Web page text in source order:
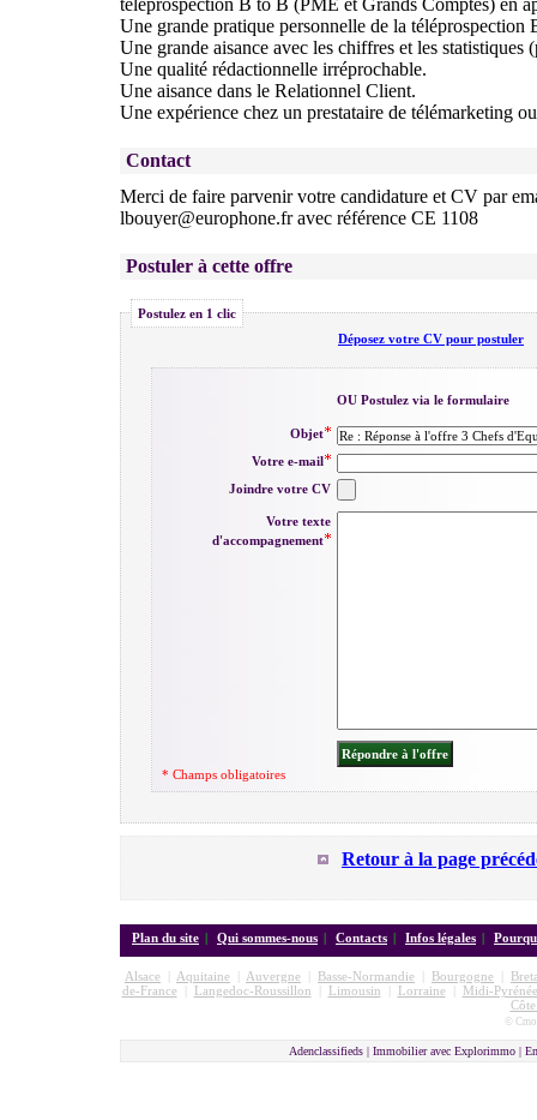
téléprospection B to B (PME et Grands Comptes) en
Une grande pratique personnelle de la téléprospection
Une grande aisance avec les chiffres et les statistiques
Une qualité rédactionnelle irréprochable.
Une aisance dans le Relationnel Client.
Une expérience chez un prestataire de télémarketing
Contact
Merci de faire parvenir votre candidature et CV par
lbouyer@europhone.fr avec référence CE 1108
Postuler à cette offre
Postulez en 1 clic
Déposez votre CV pour postuler
OU Postulez via le formulaire
Objet
Votre e-mail
Joindre votre CV
Votre texte
d'accompagnement
* Champs obligatoires
Retour à la page
Plan du site | Qui sommes-nous | Contacts | Infos légales |
Alsace Aquitaine Auvergne Basse-Normandie Bourgogne
de-France| Langedoc-Roussillon Limousin Lorraine|
Midi-
©
Adenclassifieds | Immobilier avec Explorimmo |